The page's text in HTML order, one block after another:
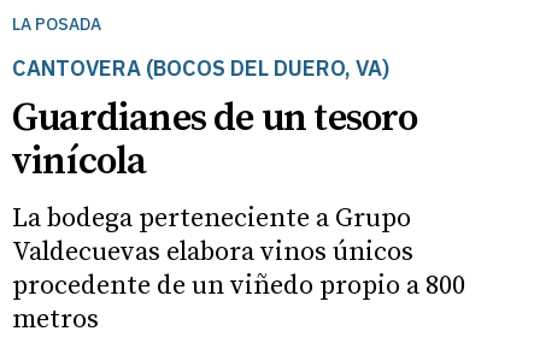
LA POSADA
CANTOVERA (BOCOS DEL DUERO, VA)
Guardianes de un tesoro
vinícola
La bodega perteneciente a Grupo
Valdecuevas elabora vinos únicos
procedente de un viñedo propio a 800
metros